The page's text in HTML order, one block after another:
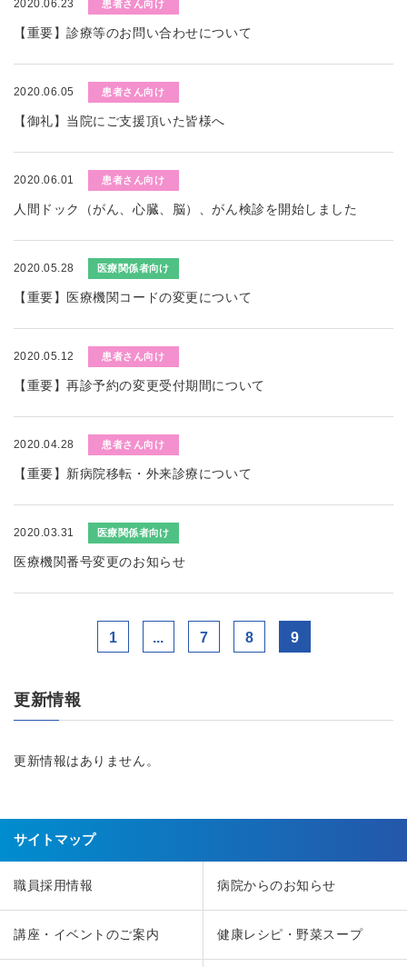
2020.06.23 患者さん向け
【重要】診療等のお問い合わせについて
2020.06.05 患者さん向け
【御礼】当院にご支援頂いた皆様へ
2020.06.01 患者さん向け
人間ドック（がん、心臓、脳）、がん検診を開始しました
2020.05.28 医療関係者向け
【重要】医療機関コードの変更について
2020.05.12 患者さん向け
【重要】再診予約の変更受付期間について
2020.04.28 患者さん向け
【重要】新病院移転・外来診療について
2020.03.31 医療関係者向け
医療機関番号変更のお知らせ
1 ... 7 8 9
更新情報
更新情報はありません。
サイトマップ
職員採用情報 病院からのお知らせ
講座・イベントのご案内 健康レシピ・野菜スープ